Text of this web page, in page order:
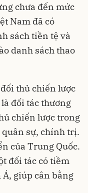
chưa đến mức
Nam đã có
sách tiền tệ và
danh sách thao
thủ chiến lược
đối tác thương
chiến lược trong
sự, chính trị.
của Trung Quốc.
đối tác có tiềm
giúp cân bằng